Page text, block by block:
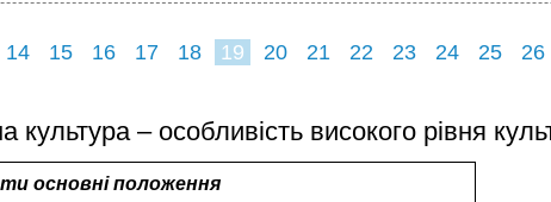
14 15 16 17 18 19 20 21 22 23 24 25
26
культура – особливість високого рівня
основні положення